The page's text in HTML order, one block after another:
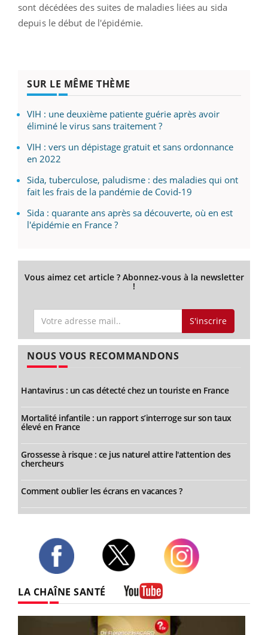
sont décédées des suites de maladies liées au sida
depuis le début de l'épidémie.
SUR LE MÊME THÈME
VIH : une deuxième patiente guérie après avoir
éliminé le virus sans traitement ?
VIH : vers un dépistage gratuit et sans ordonnance
en 2022
Sida, tuberculose, paludisme : des maladies qui ont
fait les frais de la pandémie de Covid-19
Sida : quarante ans après sa découverte, où en est
l'épidémie en France ?
Vous aimez cet article ? Abonnez-vous à la newsletter
!
S'inscrire
NOUS VOUS RECOMMANDONS
Hantavirus : un cas détecté chez un touriste en France
Mortalité infantile : un rapport s’interroge sur son taux
élevé en France
Grossesse à risque : ce jus naturel attire l'attention des
chercheurs
Comment oublier les écrans en vacances ?
LA CHAÎNE SANTÉ